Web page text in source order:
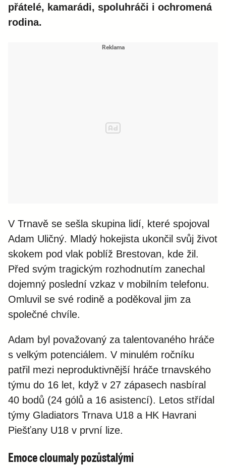
přátelé, kamarádi, spoluhráči i ochromená
rodina.
V Trnavě se sešla skupina lidí, které spojoval
Adam Uličný. Mladý hokejista ukončil svůj život
skokem pod vlak poblíž Brestovan, kde žil.
Před svým tragickým rozhodnutím zanechal
dojemný poslední vzkaz v mobilním telefonu.
Omluvil se své rodině a poděkoval jim za
společné chvíle.
Adam byl považovaný za talentovaného hráče
s velkým potenciálem. V minulém ročníku
patřil mezi neproduktivnější hráče trnavského
týmu do 16 let, když v 27 zápasech nasbíral
40 bodů (24 gólů a 16 asistencí). Letos střídal
týmy Gladiators Trnava U18 a HK Havrani
Piešťany U18 v první lize.
Emoce cloumaly pozůstalými